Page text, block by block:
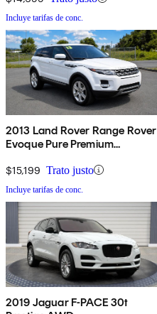
Incluye tarifas de conc.
2013 Land Rover Range Rover
Evoque Pure Premium
$15,199 Trato justo
Incluye tarifas de conc.
2019 Jaguar F-PACE 30t